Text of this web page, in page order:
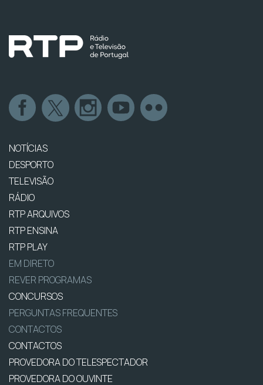
NOTÍCIAS
DESPORTO
TELEVISÃO
RÁDIO
RTP ARQUIVOS
RTP ENSINA
RTP PLAY
EM DIRETO
REVER PROGRAMAS
CONCURSOS
PERGUNTAS FREQUENTES
CONTACTOS
CONTACTOS
PROVEDORA DO TELESPECTADOR
PROVEDORA DO OUVINTE